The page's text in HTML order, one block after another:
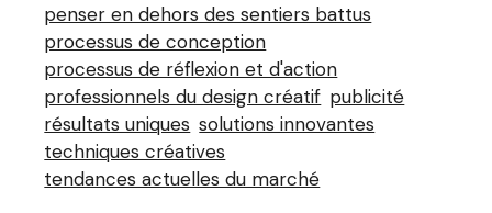
penser en dehors des sentiers battus
processus de conception
processus de réflexion et d'action
professionnels du design créatif publicité
résultats uniques solutions innovantes
techniques créatives
tendances actuelles du marché